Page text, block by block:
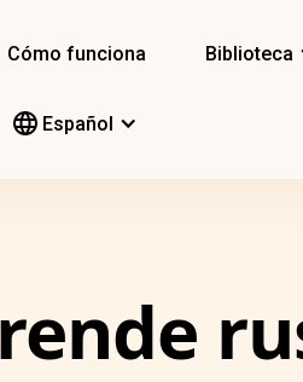
Cómo funciona Biblioteca
Español